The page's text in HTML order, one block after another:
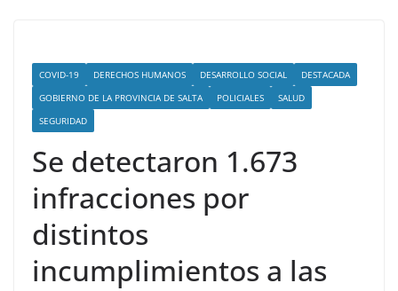
COVID-19 DERECHOS HUMANOS DESARROLLO SOCIAL
DESTACADA
GOBIERNO DE LA PROVINCIA DE SALTA
POLICIALES
SALUD
SEGURIDAD
Se detectaron 1.673
infracciones por
distintos
incumplimientos a las